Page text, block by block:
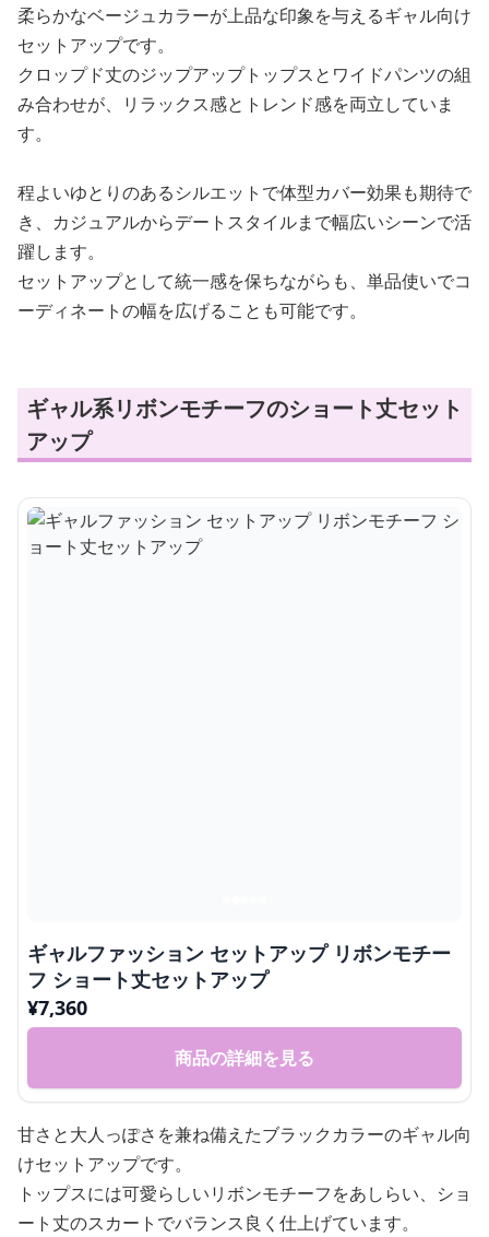
柔らかなベージュカラーが上品な印象を与えるギャル向け
セットアップです。
クロップド丈のジップアップトップスとワイドパンツの組
み合わせが、リラックス感とトレンド感を両立していま
す。
程よいゆとりのあるシルエットで体型カバー効果も期待で
き、カジュアルからデートスタイルまで幅広いシーンで活
躍します。
セットアップとして統一感を保ちながらも、単品使いでコ
ーディネートの幅を広げることも可能です。
ギャル系リボンモチーフのショート丈セット
アップ
ギャルファッション セットアップ リボンモチー
フ ショート丈セットアップ
¥7,360
商品の詳細を見る
甘さと大人っぽさを兼ね備えたブラックカラーのギャル向
けセットアップです。
トップスには可愛らしいリボンモチーフをあしらい、ショ
ート丈のスカートでバランス良く仕上げています。